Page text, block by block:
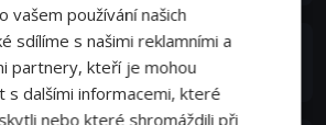
Attendee
vašem používání našich
sdílíme s našimi reklamními a
partnery, kteří je mohou
s dalšími informacemi, které
nebo které shromáždili při